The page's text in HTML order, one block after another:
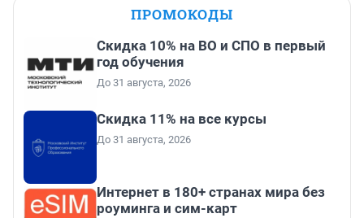
ПРОМОКОДЫ
Скидка 10% на ВО и СПО в первый
год обучения
До 31 августа, 2026
Скидка 11% на все курсы
До 31 августа, 2026
Интернет в 180+ странах мира без
роуминга и сим-карт